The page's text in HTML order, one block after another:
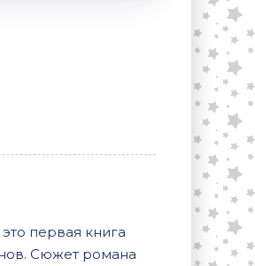
первая книга
Сюжет романа